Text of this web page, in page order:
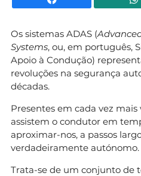
Os sistemas ADAS (
Systems, ou, em português,
Apoio à Condução)
revoluções na segurança
décadas.
Presentes em cada vez
assistem o condutor em
aproximar-nos, a passos
verdadeiramente autónomo.
Trata-se de um conjunto de